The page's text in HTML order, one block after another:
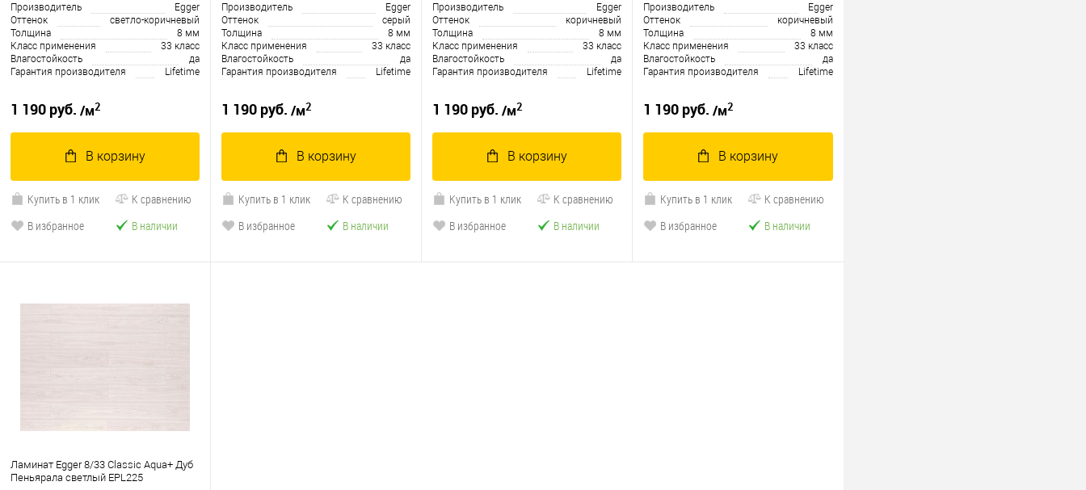
Производитель
Egger
Оттенок
светло-коричневый
Толщина
8 мм
Класс применения
33 класс
Влагостойкость
да
Гарантия производителя
Lifetime
1 190 руб. /м2
В корзину
Купить в 1 клик
К сравнению
В избранное
В наличии
Производитель
Egger
Оттенок
серый
Толщина
8 мм
Класс применения
33 класс
Влагостойкость
да
Гарантия производителя
Lifetime
1 190 руб. /м2
В корзину
Купить в 1 клик
К сравнению
В избранное
В наличии
Производитель
Egger
Оттенок
коричневый
Толщина
8 мм
Класс применения
33 класс
Влагостойкость
да
Гарантия производителя
Lifetime
1 190 руб. /м2
В корзину
Купить в 1 клик
К сравнению
В избранное
В наличии
Производитель
Egger
Оттенок
коричневый
Толщина
8 мм
Класс применения
33 класс
Влагостойкость
да
Гарантия производителя
Lifetime
1 190 руб. /м2
В корзину
Купить в 1 клик
К сравнению
В избранное
В наличии
Ламинат Egger 8/33 Classic Aqua+ Дуб
Пеньярала светлый EPL225